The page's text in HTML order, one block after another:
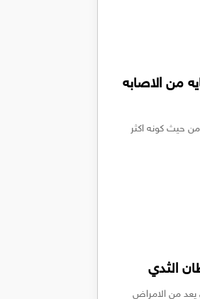
من الاصابه
حيث كونه اكثر
الثدي
يعد من الامراض